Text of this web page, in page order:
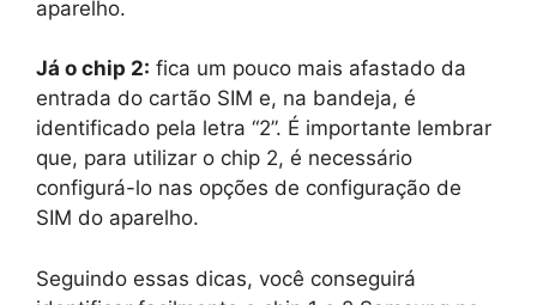
aparelho.
Já o chip 2: fica um pouco mais afastado da
entrada do cartão SIM e, na bandeja, é
identificado pela letra “2”. É importante lembrar
que, para utilizar o chip 2, é necessário
configurá-lo nas opções de configuração de
SIM do aparelho.
Seguindo essas dicas, você conseguirá